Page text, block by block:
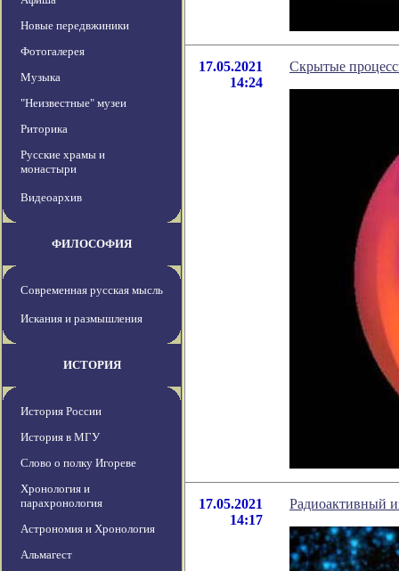
Новые передвжиники
Фотогалерея
Музыка
"Неизвестные" музеи
Риторика
Русские храмы и
монастыри
Видеоархив
ФИЛОСОФИЯ
Современная русская мысль
Искания и размышления
ИСТОРИЯ
История России
История в МГУ
Слово о полку Игореве
Хронология и
парахронология
Астрономия и Хронология
Альмагест
17.05.2021
14:24
Скрытые
17.05.2021
14:17
Радиоактивный